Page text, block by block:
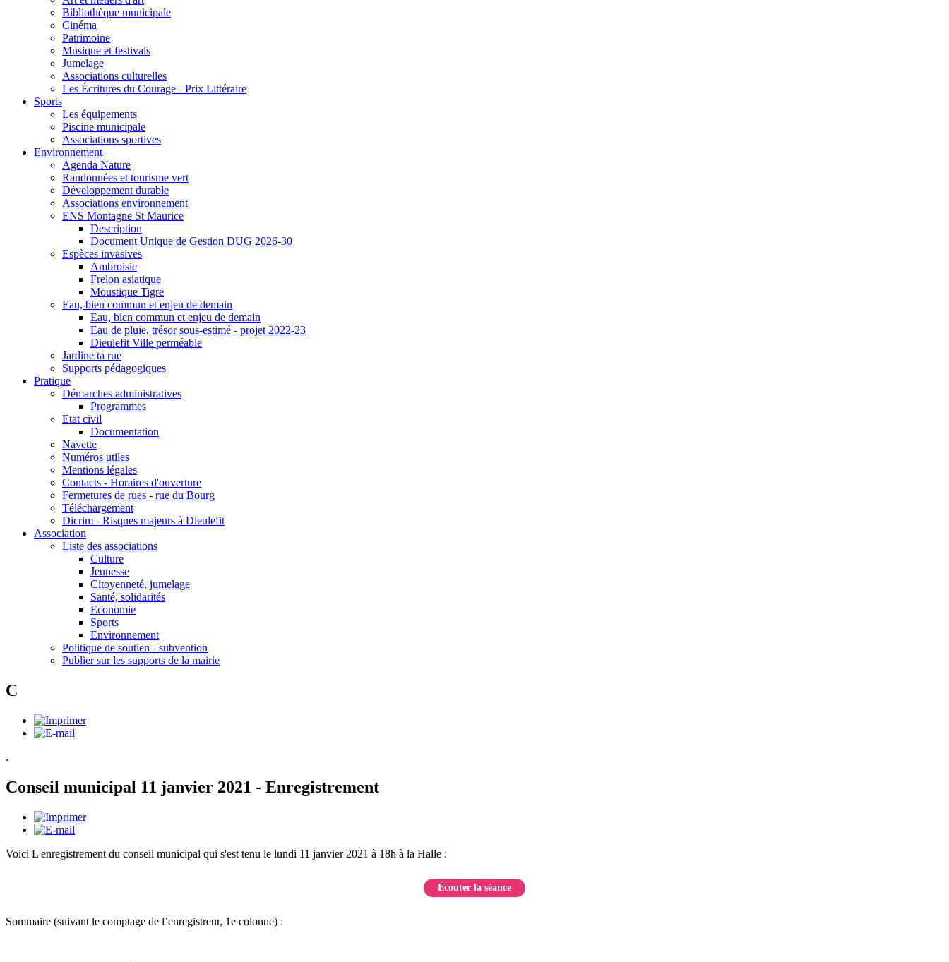
Bibliothèque municipale
Cinéma
Patrimoine
Musique et festivals
Jumelage
Associations culturelles
Les Écritures du Courage - Prix Littéraire
Sports
Les équipements
Piscine municipale
Associations sportives
Environnement
Agenda Nature
Randonnées et tourisme vert
Développement durable
Associations environnement
ENS Montagne St Maurice
Description
Document Unique de Gestion DUG 2026-30
Espèces invasives
Ambroisie
Frelon asiatique
Moustique Tigre
Eau, bien commun et enjeu de demain
Eau, bien commun et enjeu de demain
Eau de pluie, trésor sous-estimé - projet 2022-23
Dieulefit Ville perméable
Jardine ta rue
Supports pédagogiques
Pratique
Démarches administratives
Programmes
Etat civil
Documentation
Navette
Numéros utiles
Mentions légales
Contacts - Horaires d'ouverture
Fermetures de rues - rue du Bourg
Téléchargement
Dicrim - Risques majeurs à Dieulefit
Association
Liste des associations
Culture
Jeunesse
Citoyenneté, jumelage
Santé, solidarités
Economie
Sports
Environnement
Politique de soutien - subvention
Publier sur les supports de la mairie
C
.
Conseil municipal 11 janvier 2021 - Enregistrement
Voici L'enregistrement du conseil municipal qui s'est tenu le lundi 11 janvier 2021 à 18h à la Halle :
Écouter la séance
Sommaire (suivant le comptage de l’enregistreur, 1e colonne) :